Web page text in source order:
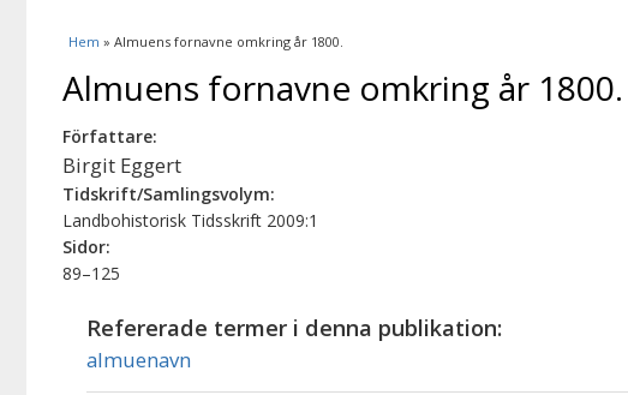
Du är här
Hem » Almuens fornavne omkring år 1800.
Almuens fornavne omkring år 1800.
Författare:
Birgit Eggert
Tidskrift/Samlingsvolym:
Landbohistorisk Tidsskrift 2009:1
Sidor:
89–125
Refererade termer i denna publikation:
almuenavn